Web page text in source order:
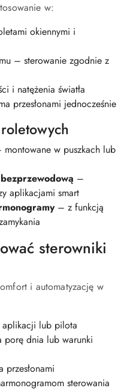
w:
okiennymi i
– sterowanie zgodnie z
i natężenia światła
przesłonami jednocześnie
montowane w puszkach lub
–
aplikacjami smart
– z funkcją
sterowniki
i automatyzację w
aplikacji lub pilota
porę dnia lub warunki
przesłonami
sterowania